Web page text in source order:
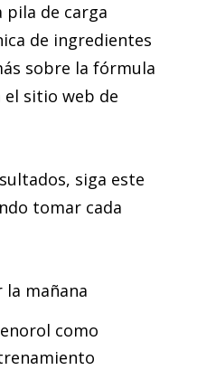
pila de carga
de ingredientes
sobre la fórmula
el sitio web de
siga este
tomar cada
la mañana
como